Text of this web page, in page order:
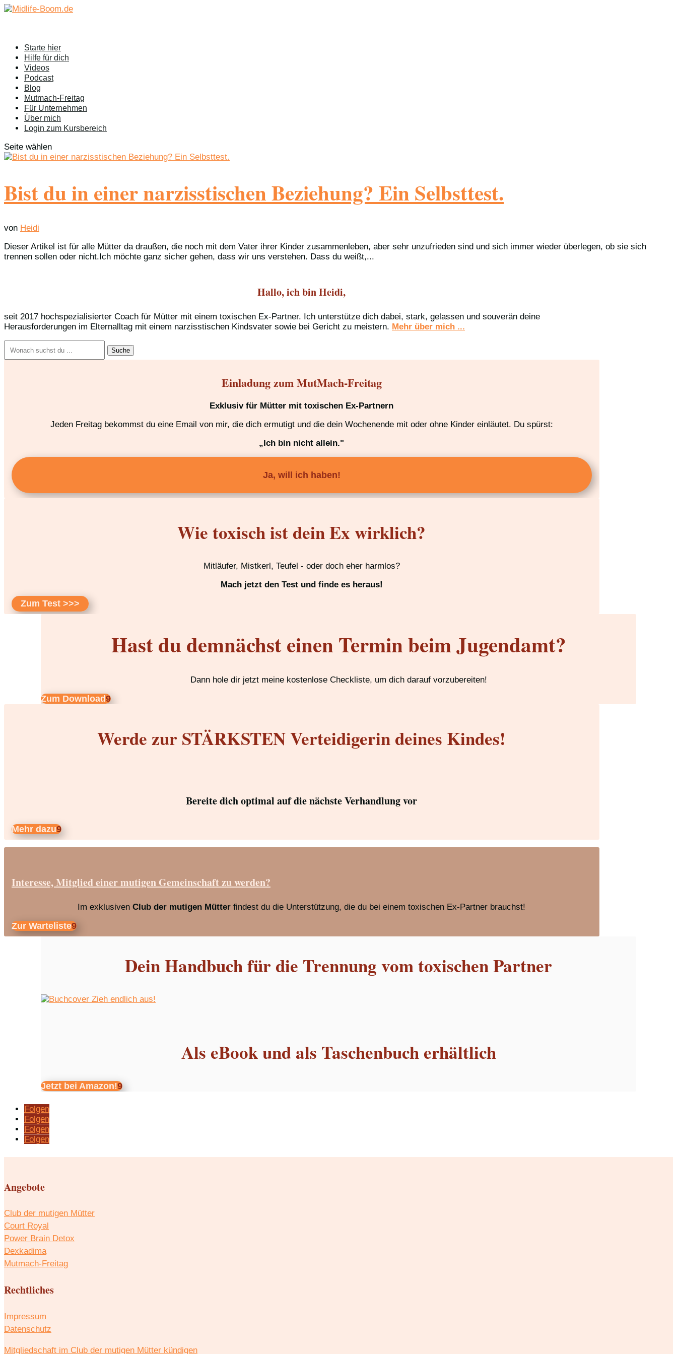
Starte hier
Hilfe für dich
Videos
Podcast
Blog
Mutmach-Freitag
Für Unternehmen
Über mich
Login zum Kursbereich
Seite wählen
Bist du in einer narzisstischen Beziehung? Ein Selbsttest.
von Heidi
Dieser Artikel ist für alle Mütter da draußen, die noch mit dem Vater ihrer Kinder zusammenleben, aber sehr unzufrieden sind und sich immer wieder überlegen, ob sie sich
trennen sollen oder nicht.Ich möchte ganz sicher gehen, dass wir uns verstehen. Dass du weißt,...
Hallo, ich bin Heidi,
seit 2017 hochspezialisierter Coach für Mütter mit einem toxischen Ex-Partner. Ich unterstütze dich dabei, stark, gelassen und souverän deine
Herausforderungen im Elternalltag mit einem narzisstischen Kindsvater sowie bei Gericht zu meistern. Mehr über mich ...
nach:
Einladung zum MutMach-Freitag
Exklusiv für Mütter mit toxischen Ex-Partnern
Jeden Freitag bekommst du eine Email von mir, die dich ermutigt und die dein Wochenende mit oder ohne Kinder einläutet. Du spürst:
„Ich bin nicht allein."
Ja, will ich haben!
Wie toxisch ist dein Ex wirklich?
Mitläufer, Mistkerl, Teufel - oder doch eher harmlos?
Mach jetzt den Test und finde es heraus!
Zum Test >>>
Hast du demnächst einen Termin beim Jugendamt?
Dann hole dir jetzt meine kostenlose Checkliste, um dich darauf vorzubereiten!
Zum Download
Werde zur STÄRKSTEN Verteidigerin deines Kindes!
Bereite dich optimal auf die nächste Verhandlung vor
Mehr dazu
Interesse, Mitglied einer mutigen Gemeinschaft zu werden?
Im exklusivenClub der mutigen Mütter findest du die Unterstützung, die du bei einem toxischen Ex-Partner brauchst!
Zur Warteliste
Dein Handbuch für die Trennung vom toxischen Partner
Als eBook und als Taschenbuch erhältlich
Jetzt bei Amazon!
Folgen
Folgen
Folgen
Folgen
Angebote
Club der mutigen Mütter
Court Royal
Power Brain Detox
Dexkadima
Mutmach-Freitag
Rechtliches
Impressum
Datenschutz
Mitgliedschaft im Club der mutigen Mütter kündigen